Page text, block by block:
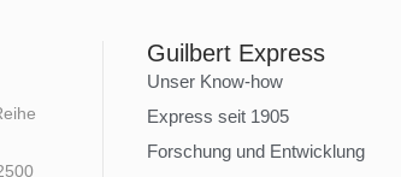
Guilbert Express
Unser Know-how
Express seit 1905
Forschung und Entwicklung